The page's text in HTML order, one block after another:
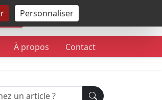
Personnaliser
À propos Contact